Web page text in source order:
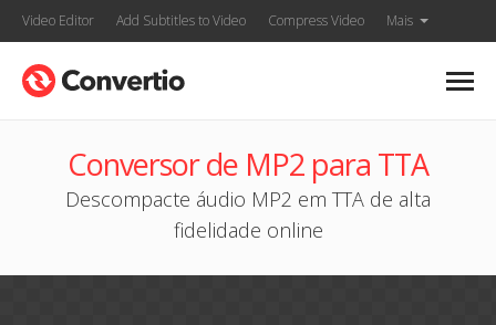
Video Editor Add Subtitles to Video Compress Video Mais
Conversor de MP2 para TTA
Descompacte áudio MP2 em TTA de alta
fidelidade online